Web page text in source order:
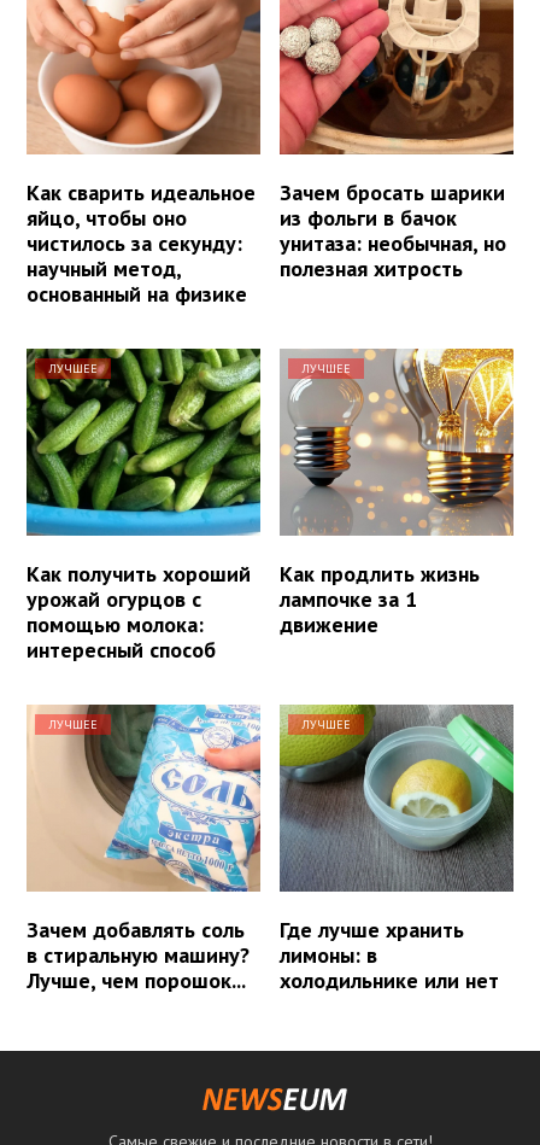
Как сварить идеальное
яйцо, чтобы оно
чистилось за секунду:
научный метод,
основанный на физике
Зачем бросать шарики
из фольги в бачок
унитаза: необычная, но
полезная хитрость
ЛУЧШЕЕ
Как получить хороший
урожай огурцов с
помощью молока:
интересный способ
ЛУЧШЕЕ
Как продлить жизнь
лампочке за 1
движение
ЛУЧШЕЕ
Зачем добавлять соль
в стиральную машину?
Лучше, чем порошок...
ЛУЧШЕЕ
Где лучше хранить
лимоны: в
холодильнике или нет